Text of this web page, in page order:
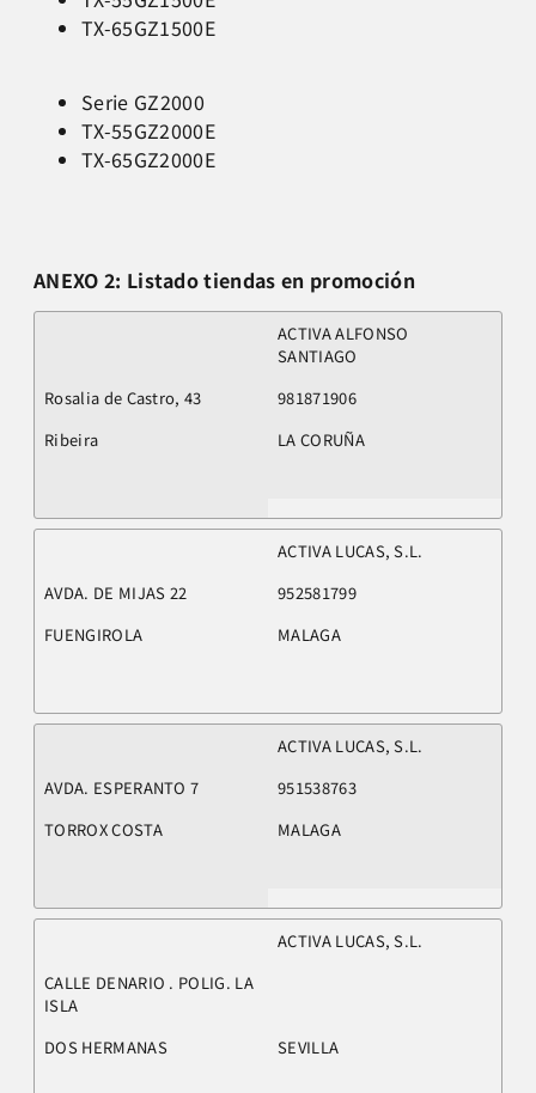
TX-65GZ1500E
Serie GZ2000
TX-55GZ2000E
TX-65GZ2000E
ANEXO 2: Listado tiendas en promoción
ACTIVA ALFONSO
SANTIAGO
Rosalia de Castro, 43
981871906
Ribeira
LA CORUÑA
ACTIVA LUCAS, S.L.
AVDA. DE MIJAS 22
952581799
FUENGIROLA
MALAGA
ACTIVA LUCAS, S.L.
AVDA. ESPERANTO 7
951538763
TORROX COSTA
MALAGA
ACTIVA LUCAS, S.L.
CALLE DENARIO . POLIG. LA
ISLA
DOS HERMANAS
SEVILLA